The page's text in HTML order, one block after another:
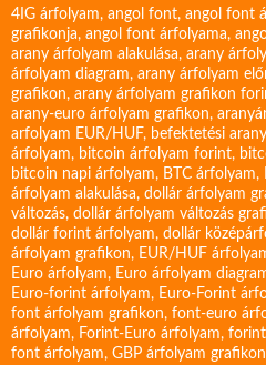
4IG árfolyam, angol font, angol font
grafikonja, angol font árfolyama,
arany árfolyam alakulása, arany
árfolyam diagram, arany árfolyam
grafikon, arany árfolyam grafikon
arany-euro árfolyam grafikon,
arfolyam EUR/HUF, befektetési
árfolyam, bitcoin árfolyam forint,
bitcoin napi árfolyam, BTC árfolyam,
árfolyam alakulása, dollár árfolyam
változás, dollár árfolyam változás
dollár forint árfolyam, dollár
árfolyam grafikon, EUR/HUF
Euro árfolyam, Euro árfolyam
Euro-forint árfolyam, Euro-Forint
font árfolyam grafikon, font-euro
árfolyam, Forint-Euro árfolyam,
font árfolyam, GBP árfolyam grafikon